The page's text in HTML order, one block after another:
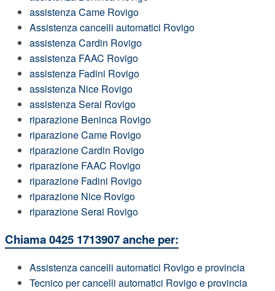
assistenza Came Rovigo
Assistenza cancelli automatici Rovigo
assistenza Cardin Rovigo
assistenza FAAC Rovigo
assistenza Fadini Rovigo
assistenza Nice Rovigo
assistenza Serai Rovigo
riparazione Beninca Rovigo
riparazione Came Rovigo
riparazione Cardin Rovigo
riparazione FAAC Rovigo
riparazione Fadini Rovigo
riparazione Nice Rovigo
riparazione Serai Rovigo
Chiama 0425 1713907 anche per:
Assistenza cancelli automatici Rovigo e provincia
Tecnico per cancelli automatici Rovigo e provincia